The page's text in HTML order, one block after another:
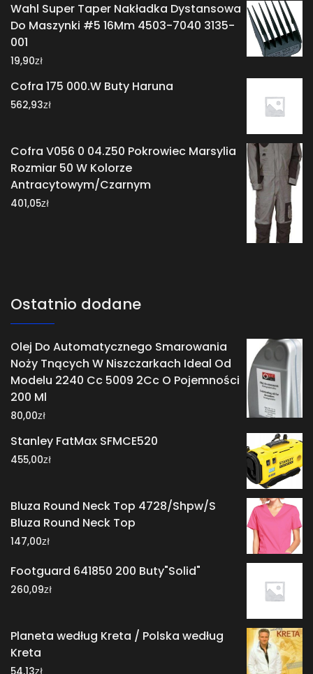
Wahl Super Taper Nakładka Dystansowa
Do Maszynki #5 16Mm 4503-7040 3135-
001
19,90zł
Cofra 175 000.W Buty Haruna
562,93zł
Cofra V056 0 04.Z50 Pokrowiec Marsylia
Rozmiar 50 W Kolorze
Antracytowym/Czarnym
401,05zł
Ostatnio dodane
Olej Do Automatycznego Smarowania
Noży Tnących W Niszczarkach Ideal Od
Modelu 2240 Cc 5009 2Cc O Pojemności
200 Ml
80,00zł
Stanley FatMax SFMCE520
455,00zł
Bluza Round Neck Top 4728/Shpw/S
Bluza Round Neck Top
147,00zł
Footguard 641850 200 Buty"Solid"
260,09zł
Planeta według Kreta / Polska według
Kreta
zł